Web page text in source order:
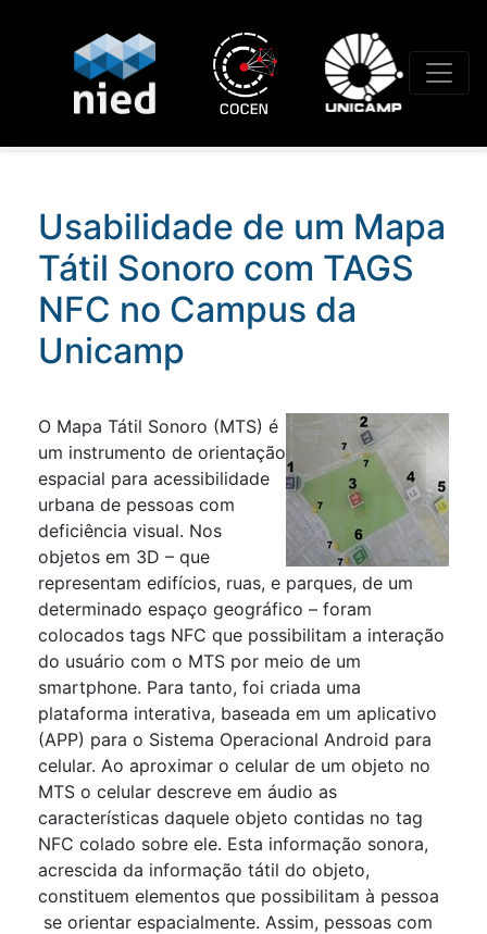
Núcleo de Informática Aplicada à Educação
A missão do NIED é "construir e difundir
relações entre a educação, a sociedade e a
Usabilidade de um Mapa
Tátil Sonoro com TAGS
NFC no Campus da
Unicamp
O Mapa Tátil Sonoro (MTS) é
um instrumento de orientação
espacial para acessibilidade
urbana de pessoas com
deficiência visual. Nos
objetos em 3D – que
representam edifícios, ruas, e parques, de um
determinado espaço geográfico – foram
colocados tags NFC que possibilitam a interação
do usuário com o MTS por meio de um
smartphone. Para tanto, foi criada uma
plataforma interativa, baseada em um aplicativo
(APP) para o Sistema Operacional Android para
celular. Ao aproximar o celular de um objeto no
MTS o celular descreve em áudio as
características daquele objeto contidas no tag
NFC colado sobre ele. Esta informação sonora,
acrescida da informação tátil do objeto,
constituem elementos que possibilitam à pessoa
se orientar espacialmente. Assim, pessoas com